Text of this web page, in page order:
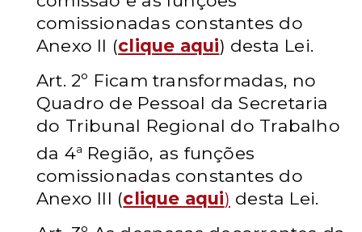
comissionadas constantes do
Anexo II (clique aqui) desta Lei.
Art. 2º Ficam transformadas, no
Quadro de Pessoal da Secretaria
do Tribunal Regional do Trabalho
da 4a Região, as funções
comissionadas constantes do
Anexo III (clique aqui) desta Lei.